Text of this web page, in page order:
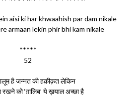
aisi ki har khwaahish par dam nikale
armaan lekin phir bhi kam nikale
*****
52
है जन्नत की हक़ीक़त लेकिन
को ‘ग़ालिब’ ये ख़याल अच्छा है